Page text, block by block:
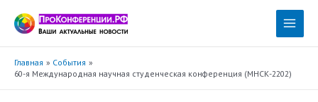
содержимому
Main
Главная
События
60-я Международная научная студенческая конференция (МНСК-2202)